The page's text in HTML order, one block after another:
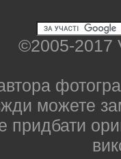
©2005-2017
можете